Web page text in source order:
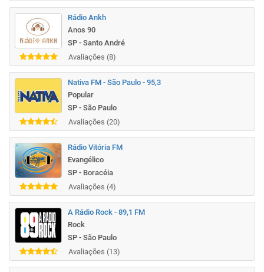
Rádio Ankh
Anos 90
SP - Santo André
Avaliações (8)
Nativa FM - São Paulo - 95,3
Popular
SP - São Paulo
Avaliações (20)
Rádio Vitória FM
Evangélico
SP - Boracéia
Avaliações (4)
A Rádio Rock - 89,1 FM
Rock
SP - São Paulo
Avaliações (13)